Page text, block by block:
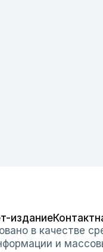
издание
в качестве
и